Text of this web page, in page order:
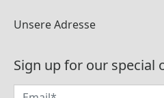
Unsere Adresse
Sign up for our special